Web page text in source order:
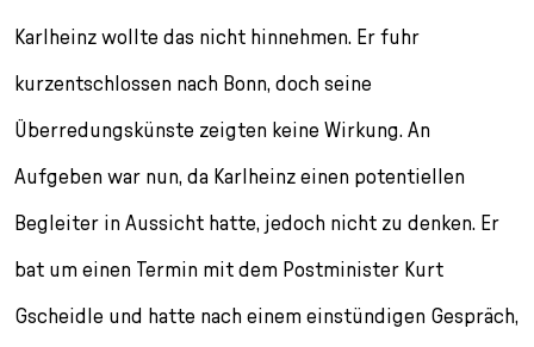
Karlheinz wollte das nicht hinnehmen. Er fuhr
kurzentschlossen nach Bonn, doch seine
Überredungskünste zeigten keine Wirkung. An
Aufgeben war nun, da Karlheinz einen potentiellen
Begleiter in Aussicht hatte, jedoch nicht zu denken. Er
bat um einen Termin mit dem Postminister Kurt
Gscheidle und hatte nach einem einstündigen Gespräch,